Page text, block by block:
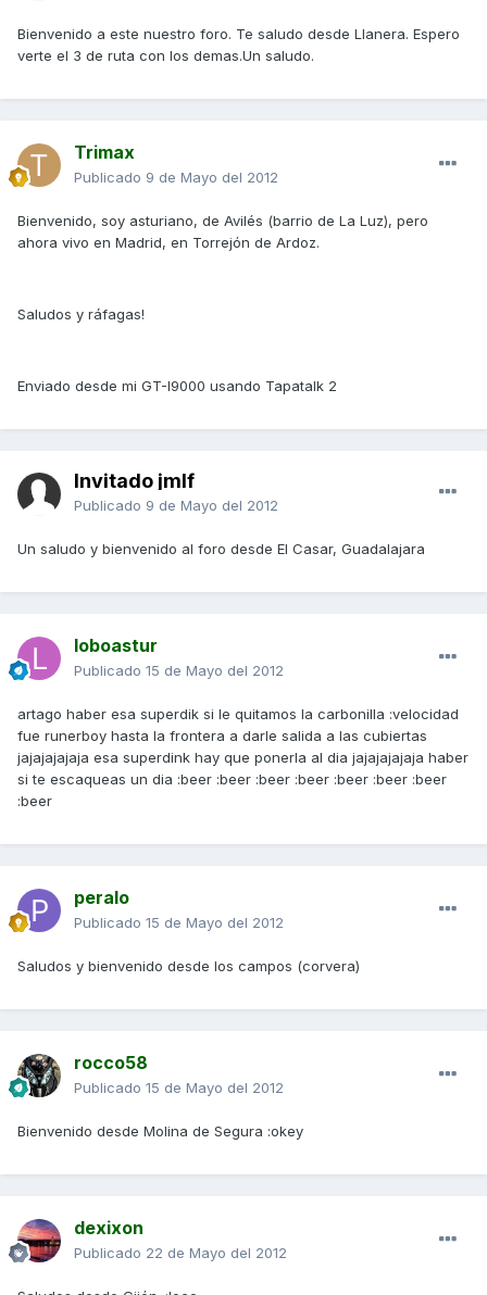
Bienvenido a este nuestro foro. Te saludo desde Llanera. Espero
verte el 3 de ruta con los demas.Un saludo.
Trimax
Publicado 9 de Mayo del 2012
Bienvenido, soy asturiano, de Avilés (barrio de La Luz), pero
ahora vivo en Madrid, en Torrejón de Ardoz.
Saludos y ráfagas!
Enviado desde mi GT-I9000 usando Tapatalk 2
Invitado jmlf
Publicado 9 de Mayo del 2012
Un saludo y bienvenido al foro desde El Casar, Guadalajara
loboastur
Publicado 15 de Mayo del 2012
artago haber esa superdik si le quitamos la carbonilla :velocidad
fue runerboy hasta la frontera a darle salida a las cubiertas
jajajajajaja esa superdink hay que ponerla al dia jajajajajaja haber
si te escaqueas un dia :beer :beer :beer :beer :beer :beer :beer
:beer
peralo
Publicado 15 de Mayo del 2012
Saludos y bienvenido desde los campos (corvera)
rocco58
Publicado 15 de Mayo del 2012
Bienvenido desde Molina de Segura :okey
dexixon
Publicado 22 de Mayo del 2012